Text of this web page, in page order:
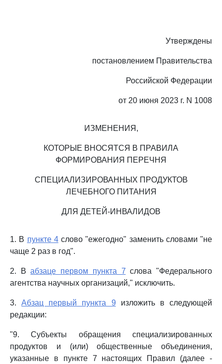
Утверждены
постановлением Правительства
Российской Федерации
от 20 июня 2023 г. N 1008
ИЗМЕНЕНИЯ,
КОТОРЫЕ ВНОСЯТСЯ В ПРАВИЛА
ФОРМИРОВАНИЯ ПЕРЕЧНЯ
СПЕЦИАЛИЗИРОВАННЫХ ПРОДУКТОВ
ЛЕЧЕБНОГО ПИТАНИЯ
ДЛЯ ДЕТЕЙ-ИНВАЛИДОВ
1. В пункте 4слово "ежегодно" заменить словами "не
чаще 2 раз в год".
2. Вабзаце первом пункта 7 слова "Федерального
агентства научных организаций," исключить.
3.Абзац первый пункта 9 изложить в следующей
редакции:
"9. Субъекты обращения специализированных
продуктов и (или) общественные объединения,
указанные в пункте 7 настоящих Правил (далее -